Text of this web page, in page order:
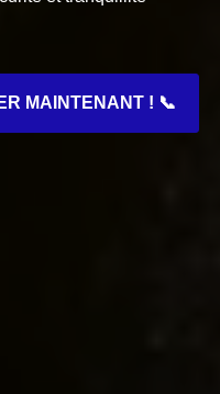
MAINTENANT ! 📞